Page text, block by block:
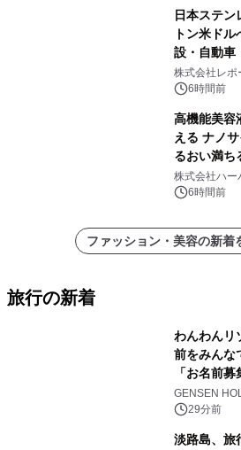
日本ステ
トン米ド
設・自動車
を牽引
株式会社レポ
6時間前
高機能美容
える ナノ
るおい満ち
よりリニュ
イストセラ
株式会社ハー
6時間前
ファッション・美容の新着
旅行の新着
わんわんリ
前をみんな
「お名前
(土)より開催
GENSEN
29分前
淡路島、旅